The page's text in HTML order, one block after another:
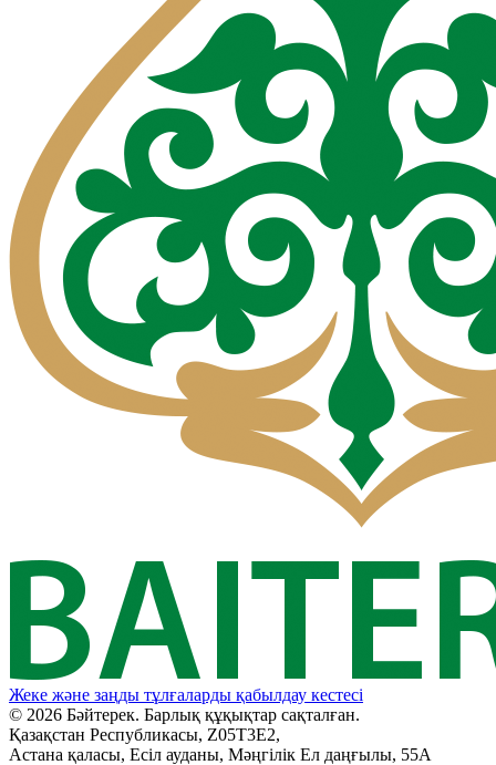
Жеке және заңды тұлғаларды қабылдау кестесі
© 2026 Бәйтерек. Барлық құқықтар сақталған.
Қазақстан Республикасы, Z05T3E2,
Астана қаласы, Есіл ауданы, Мәңгілік Ел даңғылы, 55А